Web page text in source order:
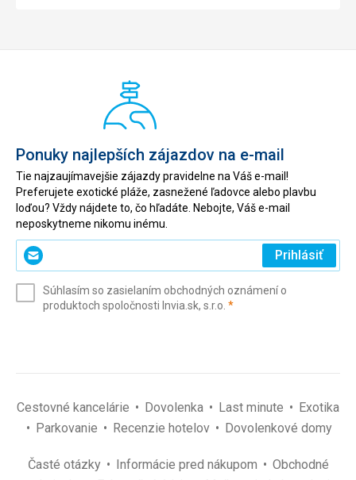
Ponuky najlepších zájazdov na e-mail
Tie najzaujímavejšie zájazdy pravidelne na Váš e-mail!
Preferujete exotické pláže, zasnežené ľadovce alebo plavbu
loďou? Vždy nájdete to, čo hľadáte. Nebojte, Váš e-mail
neposkytneme nikomu inému.
Zadajte
svoj
(povinné)
Prihlásiť
Súhlasím so zasielaním obchodných oznámení o
produktoch spoločnosti Invia.sk, s.r.o. *(povinné)
Cestovné kancelárie Dovolenka Last minute
Exotika
Parkovanie
Recenzie hotelov Dovolenkové domy
Časté otázky Informácie pred nákupom
Obchodné